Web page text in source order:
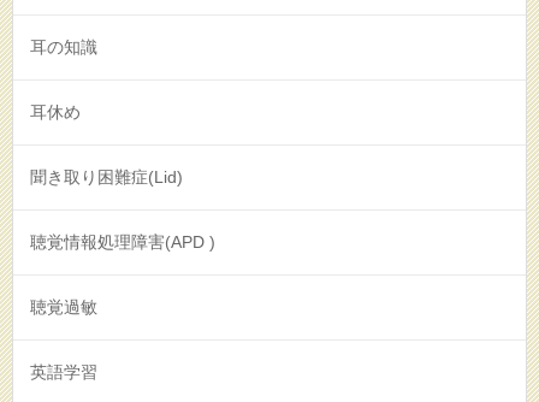
耳の知識
耳休め
聞き取り困難症(Lid)
聴覚情報処理障害(APD )
聴覚過敏
英語学習